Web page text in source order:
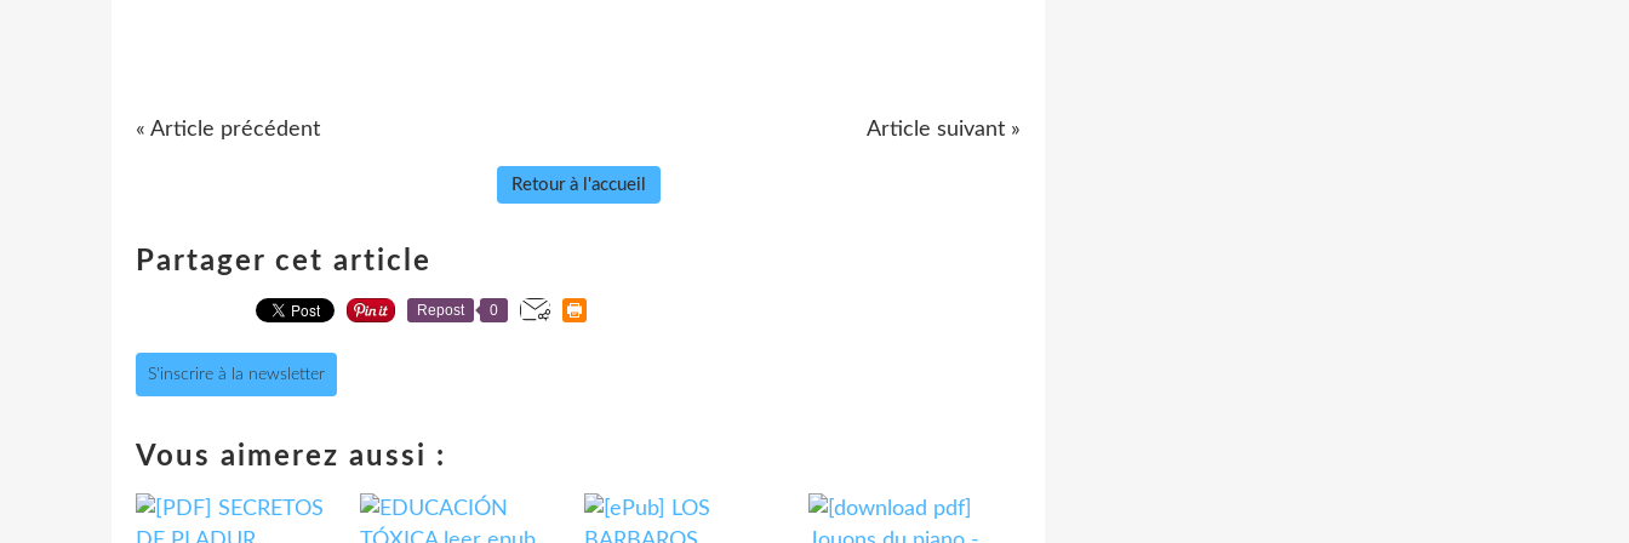
« Article précédent Article suivant »
Retour à l'accueil
Partager cet article
Repost 0
S'inscrire à la newsletter
Vous aimerez aussi :